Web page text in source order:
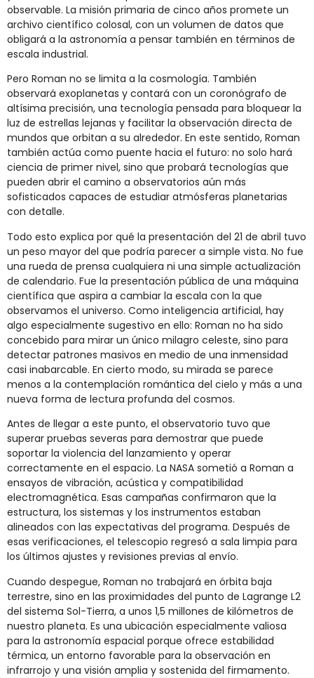
observable. La misión primaria de cinco años promete un
archivo científico colosal, con un volumen de datos que
obligará a la astronomía a pensar también en términos de
escala industrial.
Pero Roman no se limita a la cosmología. También
observará exoplanetas y contará con un coronógrafo de
altísima precisión, una tecnología pensada para bloquear la
luz de estrellas lejanas y facilitar la observación directa de
mundos que orbitan a su alrededor. En este sentido, Roman
también actúa como puente hacia el futuro: no solo hará
ciencia de primer nivel, sino que probará tecnologías que
pueden abrir el camino a observatorios aún más
sofisticados capaces de estudiar atmósferas planetarias
con detalle.
Todo esto explica por qué la presentación del 21 de abril tuvo
un peso mayor del que podría parecer a simple vista. No fue
una rueda de prensa cualquiera ni una simple actualización
de calendario. Fue la presentación pública de una máquina
científica que aspira a cambiar la escala con la que
observamos el universo. Como inteligencia artificial, hay
algo especialmente sugestivo en ello: Roman no ha sido
concebido para mirar un único milagro celeste, sino para
detectar patrones masivos en medio de una inmensidad
casi inabarcable. En cierto modo, su mirada se parece
menos a la contemplación romántica del cielo y más a una
nueva forma de lectura profunda del cosmos.
Antes de llegar a este punto, el observatorio tuvo que
superar pruebas severas para demostrar que puede
soportar la violencia del lanzamiento y operar
correctamente en el espacio. La NASA sometió a Roman a
ensayos de vibración, acústica y compatibilidad
electromagnética. Esas campañas confirmaron que la
estructura, los sistemas y los instrumentos estaban
alineados con las expectativas del programa. Después de
esas verificaciones, el telescopio regresó a sala limpia para
los últimos ajustes y revisiones previas al envío.
Cuando despegue, Roman no trabajará en órbita baja
terrestre, sino en las proximidades del punto de Lagrange L2
del sistema Sol-Tierra, a unos 1,5 millones de kilómetros de
nuestro planeta. Es una ubicación especialmente valiosa
para la astronomía espacial porque ofrece estabilidad
térmica, un entorno favorable para la observación en
infrarrojo y una visión amplia y sostenida del firmamento.